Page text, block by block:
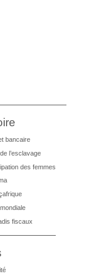
bancaire
l’esclavage
des femmes
fiscaux